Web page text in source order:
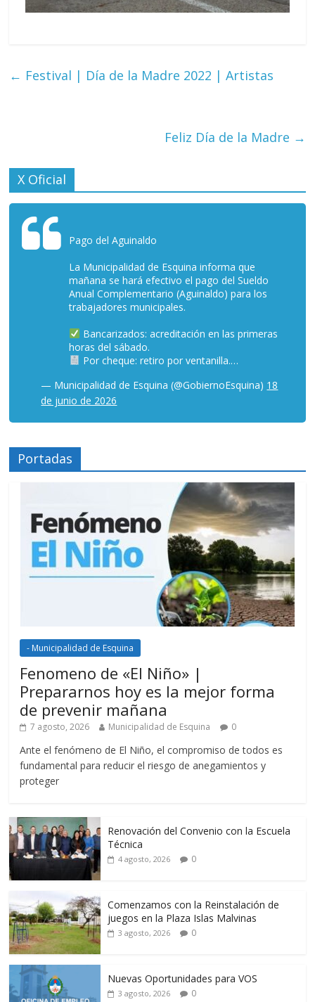
← Festival | Día de la Madre 2022 | Artistas
Feliz Día de la Madre →
X Oficial
Pago del Aguinaldo
La Municipalidad de Esquina informa que
mañana se hará efectivo el pago del Sueldo
Anual Complementario (Aguinaldo) para los
trabajadores municipales.
Bancarizados: acreditación en las primeras
horas del sábado.
Por cheque: retiro por ventanilla.…
— Municipalidad de Esquina (@GobiernoEsquina) 18
de junio de 2026
Portadas
- Municipalidad de Esquina
Fenomeno de «El Niño» |
Prepararnos hoy es la mejor forma
de prevenir mañana
7 agosto, 2026 Municipalidad de Esquina 0
Ante el fenómeno de El Niño, el compromiso de todos es
fundamental para reducir el riesgo de anegamientos y
proteger
Renovación del Convenio con la Escuela
Técnica
4 agosto, 2026 0
Comenzamos con la Reinstalación de
juegos en la Plaza Islas Malvinas
3 agosto, 2026 0
Nuevas Oportunidades para VOS
3 agosto, 2026 0